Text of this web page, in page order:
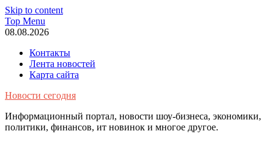
Skip to content
Top Menu
08.08.2026
Контакты
Лента новостей
Карта сайта
Новости сегодня
Информационный портал, новости шоу-бизнеса, экономики,
политики, финансов, ит новинок и многое другое.